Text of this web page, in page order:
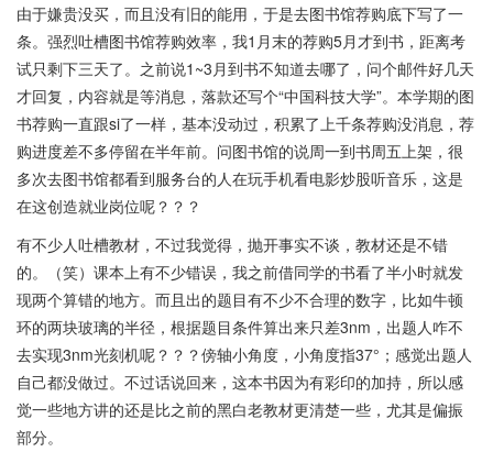
由于嫌贵没买，而且没有旧的能用，于是去图书馆荐购底下写了一
条。强烈吐槽图书馆荐购效率，我1月末的荐购5月才到书，距离考
试只剩下三天了。之前说1~3月到书不知道去哪了，问个邮件好几天
才回复，内容就是等消息，落款还写个“中国科技大学”。本学期的图
书荐购一直跟si了一样，基本没动过，积累了上千条荐购没消息，荐
购进度差不多停留在半年前。问图书馆的说周一到书周五上架，很
多次去图书馆都看到服务台的人在玩手机看电影炒股听音乐，这是
在这创造就业岗位呢？？？
有不少人吐槽教材，不过我觉得，抛开事实不谈，教材还是不错
的。（笑）课本上有不少错误，我之前借同学的书看了半小时就发
现两个算错的地方。而且出的题目有不少不合理的数字，比如牛顿
环的两块玻璃的半径，根据题目条件算出来只差3nm，出题人咋不
去实现3nm光刻机呢？？？傍轴小角度，小角度指37°；感觉出题人
自己都没做过。不过话说回来，这本书因为有彩印的加持，所以感
觉一些地方讲的还是比之前的黑白老教材更清楚一些，尤其是偏振
部分。